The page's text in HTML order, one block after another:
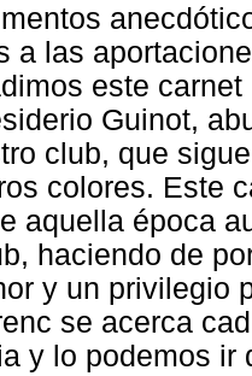
a las
este carnet
Guinot,
club, que
colores. Este
aquella época
haciendo de
y un privilegio
se acerca
y lo podemos ir